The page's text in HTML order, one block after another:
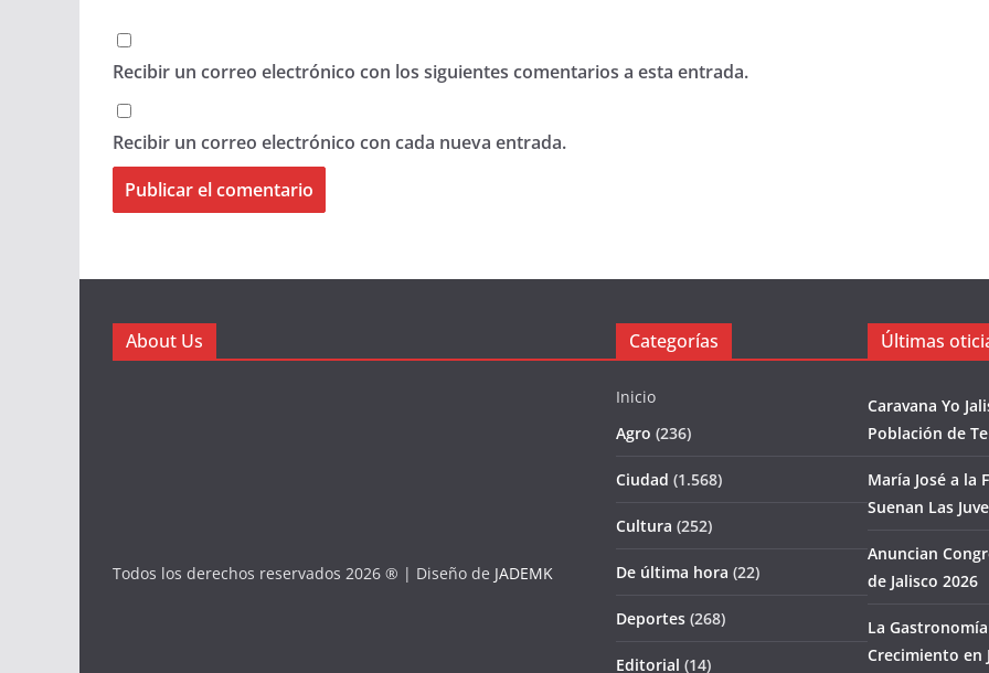
Recibir un correo electrónico con los siguientes comentarios a esta entrada.
Recibir un correo electrónico con cada nueva entrada.
About Us
Todos los derechos reservados 2026 ® | Diseño de JADEMK
Categorías
Inicio
Agro (236)
Ciudad (1.568)
Cultura (252)
De última hora (22)
Deportes (268)
Editorial (14)
Últimas
Caravana Yo
Población de
María José a la
Suenan Las
Anuncian
de Jalisco 2026
La
Crecimiento en